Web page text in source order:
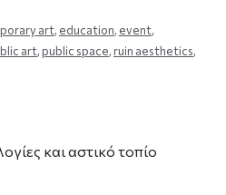
art, education, event,
art,public space,ruin aesthetics,
και αστικό τοπίο